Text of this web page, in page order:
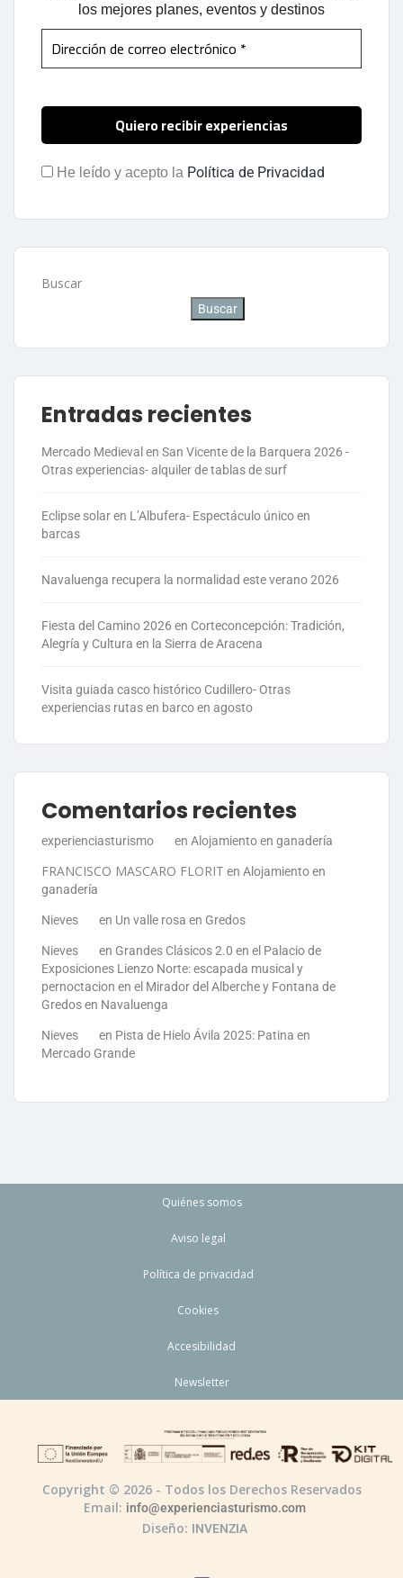
los mejores planes, eventos y destinos
He leído y acepto la Política de Privacidad
Buscar
Buscar
Entradas recientes
Mercado Medieval en San Vicente de la Barquera 2026 -
Otras experiencias- alquiler de tablas de surf
Eclipse solar en L’Albufera- Espectáculo único en
barcas
Navaluenga recupera la normalidad este verano 2026
Fiesta del Camino 2026 en Corteconcepción: Tradición,
Alegría y Cultura en la Sierra de Aracena
Visita guiada casco histórico Cudillero- Otras
experiencias rutas en barco en agosto
Comentarios recientes
experienciasturismo en Alojamiento en ganadería
FRANCISCO MASCARO FLORIT en Alojamiento en
ganadería
Nieves en Un valle rosa en Gredos
Nieves en Grandes Clásicos 2.0 en el Palacio de
Exposiciones Lienzo Norte: escapada musical y
pernoctacion en el Mirador del Alberche y Fontana de
Gredos en Navaluenga
Nieves en Pista de Hielo Ávila 2025: Patina en
Mercado Grande
Quiénes somos
Aviso legal
Política de privacidad
Cookies
Accesibilidad
Newsletter
Copyright © 2026 - Todos los Derechos Reservados
Email: info@experienciasturismo.com
Diseño: INVENZIA